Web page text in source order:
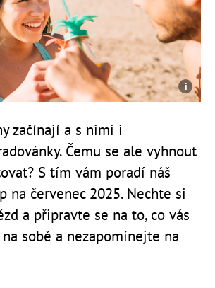
začínají a s nimi i
Čemu se ale vyhnout
S tím vám poradí náš
na červenec 2025. Nechte si
a připravte se na to, co vás
sobě a nezapomínejte na